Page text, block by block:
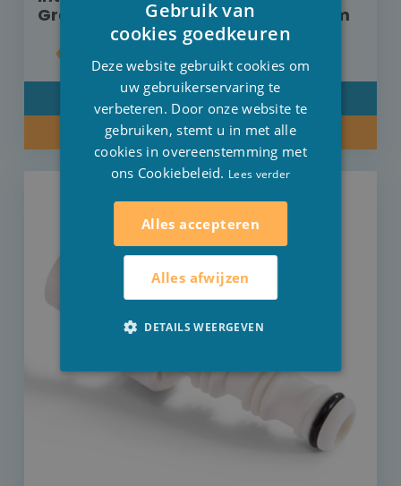
Graphite zwembad 400 cm x 300 cm
€ 76,00
KOOP NU
ENGLISH
Gebruik van
cookies goedkeuren
Deze website gebruikt cookies om
uw gebruikerservaring te
verbeteren. Door onze website te
gebruiken, stemt u in met alle
cookies in overeenstemming met
ons Cookiebeleid. Lees verder
Alles accepteren
Alles afwijzen
DETAILS WEERGEVEN